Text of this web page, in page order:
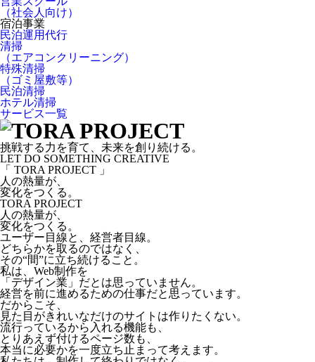
（社会人向け）
宿泊事業
民泊運用代行
清掃
（エアコンクリーニング）
特殊清掃
（ゴミ屋敷等）
民泊清掃
ホテル清掃
サービス一覧
挑戦する力を育て、未来を創り続ける。
LET DO SOMETHING CREATIVE
「 TORA PROJECT 」
人の熱量が、
変化をつくる。
TORA PROJECT
人の熱量が、
変化をつくる。
ユーザー目線と、経営者目線。
どちらかを取るのではなく、
その“間”に立ち続けること。
私は、Web制作を
「デザイン業」だとは思っていません。
経営を前に進めるための仕事だと思っています。
だからこそ、
見た目がきれいなだけのサイトは作りたくない。
流行っているから入れる機能も、
とりあえず付けるページ数も、
本当に必要かを一度立ち止まって考えます。